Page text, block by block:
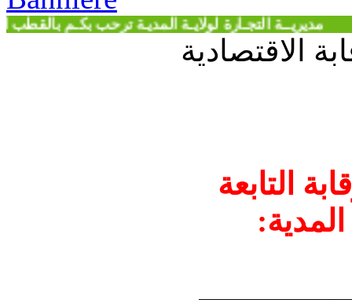
التجـارة لولايـة المديـة ترحب بكـم بالقطب
الاقتصادية
التابعة
المدية: